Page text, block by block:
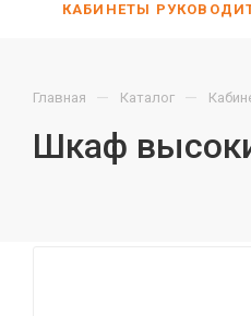
КАБИНЕТЫ
Главная — Каталог —
Шкаф